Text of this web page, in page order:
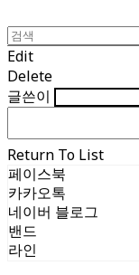
Edit
Delete
글쓴이
Return To List
페이스북
카카오톡
네이버 블로그
밴드
라인